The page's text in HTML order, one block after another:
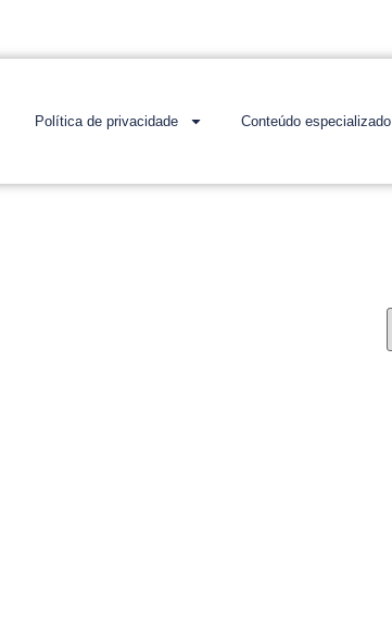
Política de privacidade Conteúdo especializado